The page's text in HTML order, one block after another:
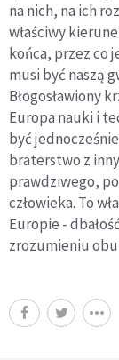
na nich, na ich
właściwy
końca, przez co
musi być naszą
Błogosławiony
Europa nauki i
być
braterstwo z
prawdziwego,
człowieka. To
Europie -
zrozumieniu